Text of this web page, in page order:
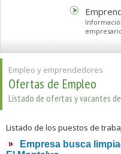
Empleo y emprendedores
Ofertas de Empleo
Listado de ofertas y vacantes
Listado de los puestos de
Empresa busca